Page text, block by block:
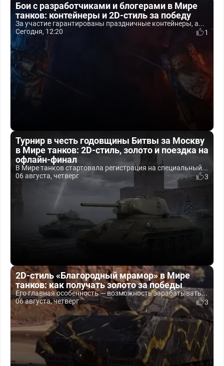
Бои с разработчиками и блогерами в Мире
танков: контейнеры и 2D-стиль за победу
За участие гарантированы праздничные контейнеры, а...
Сегодня, 12:20
1
Турнир в честь годовщины Битвы за Москву
в Мире танков: 2D-стиль, золото и поездка на
офлайн-финал
В Мире танков стартовала регистрация на специальный...
06 августа, четверг
3
2D-стиль «Благородный мрамор» в Мире
танков: как получать золото за победы
Его главная особенность — возможность зарабатывать...
06 августа, четверг
3